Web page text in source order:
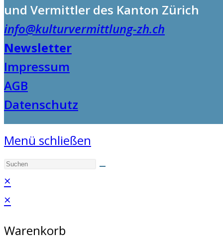
und Vermittler des Kanton Zürich
info@kulturvermittlung-zh.ch
Newsletter
Impressum
AGB
Datenschutz
Menü schließen
×
×
Warenkorb